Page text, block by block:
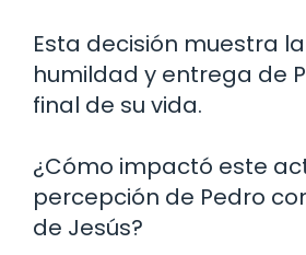
Esta decisión muestra
humildad y entrega de
final de su vida.
¿Cómo impactó este
percepción de Pedro
de Jesús?